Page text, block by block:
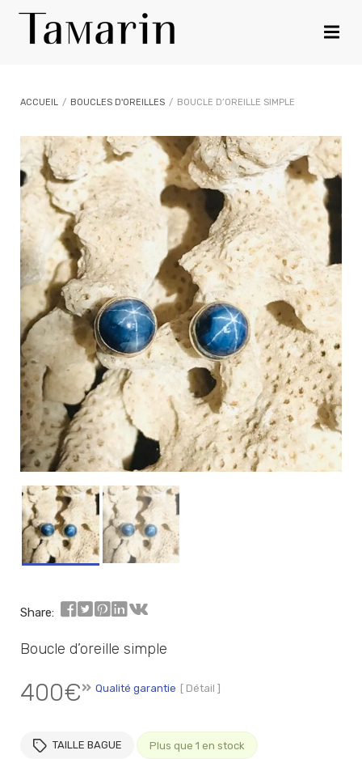
ACCUEIL / BOUCLES D'OREILLES / BOUCLE D’OREILLE SIMPLE
Share:
Boucle d’oreille simple
400€ Qualité garantie [ Détail ]
TAILLE BAGUE Plus que 1 en stock